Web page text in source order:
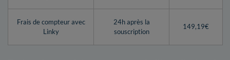
Frais de compteur avec
Linky
24h après la
souscription
149,19€